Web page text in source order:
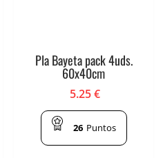
Pla Bayeta pack 4uds.
60x40cm
5.25€
26 Puntos